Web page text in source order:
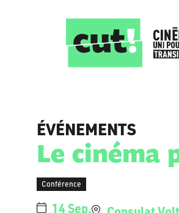
ÉVÉNEMENTS
Le cinéma
Conférence
14 Sep.